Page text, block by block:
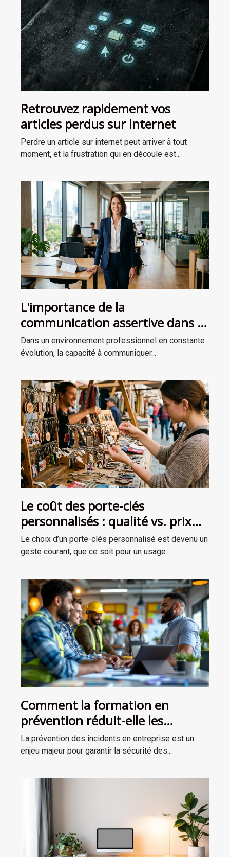
Retrouvez rapidement vos
articles perdus sur internet
Perdre un article sur internet peut arriver à tout
moment, et la frustration qui en découle est...
L'importance de la
communication assertive dans le
management
Dans un environnement professionnel en constante
évolution, la capacité à communiquer...
Le coût des porte-clés
personnalisés : qualité vs. prix
accessible
Le choix d’un porte-clés personnalisé est devenu un
geste courant, que ce soit pour un usage...
Comment la formation en
prévention réduit-elle les
incidents en entreprise ?
La prévention des incidents en entreprise est un
enjeu majeur pour garantir la sécurité des...